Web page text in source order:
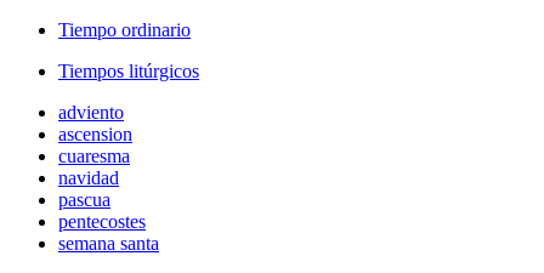
Tiempo ordinario
Tiempos litúrgicos
adviento
ascension
cuaresma
navidad
pascua
pentecostes
semana santa